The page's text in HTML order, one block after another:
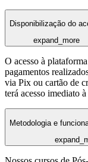
Disponibilização do
expand_more
O acesso à
pagamentos
via Pix ou cartão de
terá acesso imediato
Metodologia e